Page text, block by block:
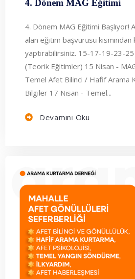
4. Dönem MAG Eğitimi
4. Dönem MAG Eğitimi Başlıyor!
alan eğitim başvurusu kısmından
yaptırabilirsiniz. 15-17-19-23-
(Teorik Eğitimler) 15 Nisan -
Temel Afet Bilinci / Hafif Arama
Bilgiler 17 Nisan - Temel...
Devamını Oku